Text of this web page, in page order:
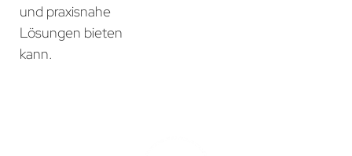
und praxisnahe
Lösungen bieten
kann.